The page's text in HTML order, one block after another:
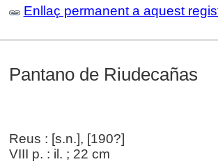
Enllaç permanent a aquest
Pantano de Riudecañas
Reus : [s.n.], [190?]
VIII p. : il. ; 22 cm